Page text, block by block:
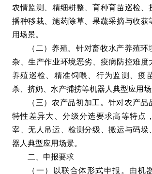
农情监测、精细耕整、育种育苗巡检、
播种移栽、施药除草、果蔬采摘与收获
用场景。
（二）养殖。针对畜牧水产养殖环
杂、生产作业环境恶劣、疫病防控难度
养殖巡检、精准饲喂、行为监测、疫
杀、挤奶、水产捕捞等机器人典型应用场
（三）农产品初加工。针对农产
特性差异大、分级分选要求高等特点
宰、无人吊运、检测分级、搬运与码垛
器人典型应用场景。
二、申报要求
（一）以联合体形式申报。由机